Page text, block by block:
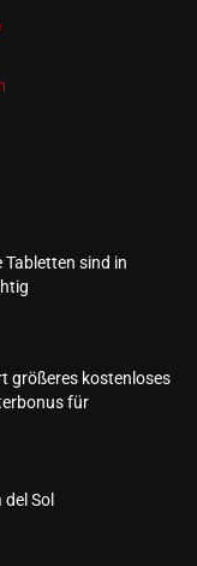
sind in
größeres kostenloses
für
Sol